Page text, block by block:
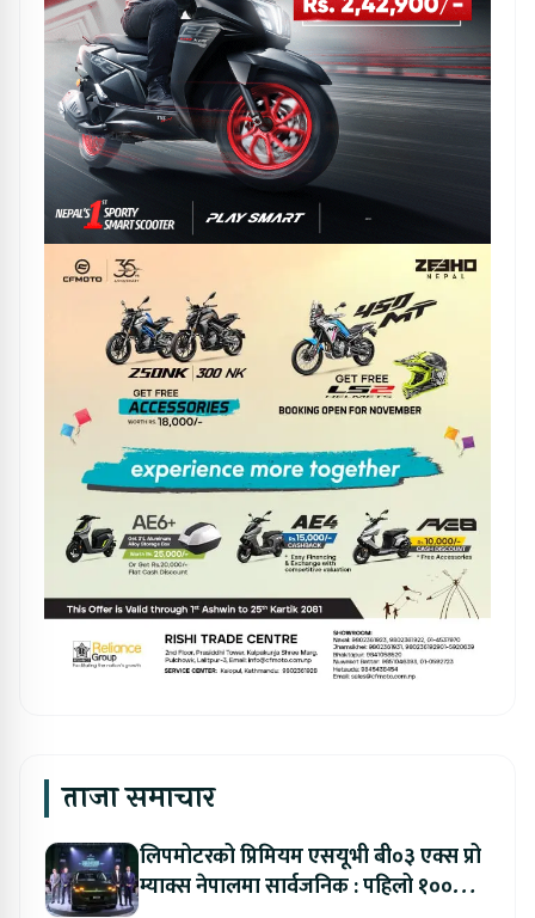
ताजा समाचार
लिपमोटरको प्रिमियम एसयूभी बी०३ एक्स प्रो
म्याक्स नेपालमा सार्वजनिक : पहिलो १००